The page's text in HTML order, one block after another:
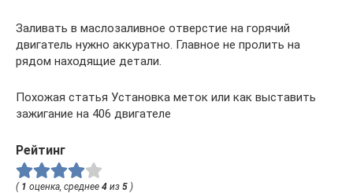
Заливать в маслозаливное отверстие на горячий
двигатель нужно аккуратно. Главное не пролить на
рядом находящие детали.
Похожая статья Установка меток или как выставить
зажигание на 406 двигателе
Рейтинг
( 1 оценка, среднее 4 из 5 )